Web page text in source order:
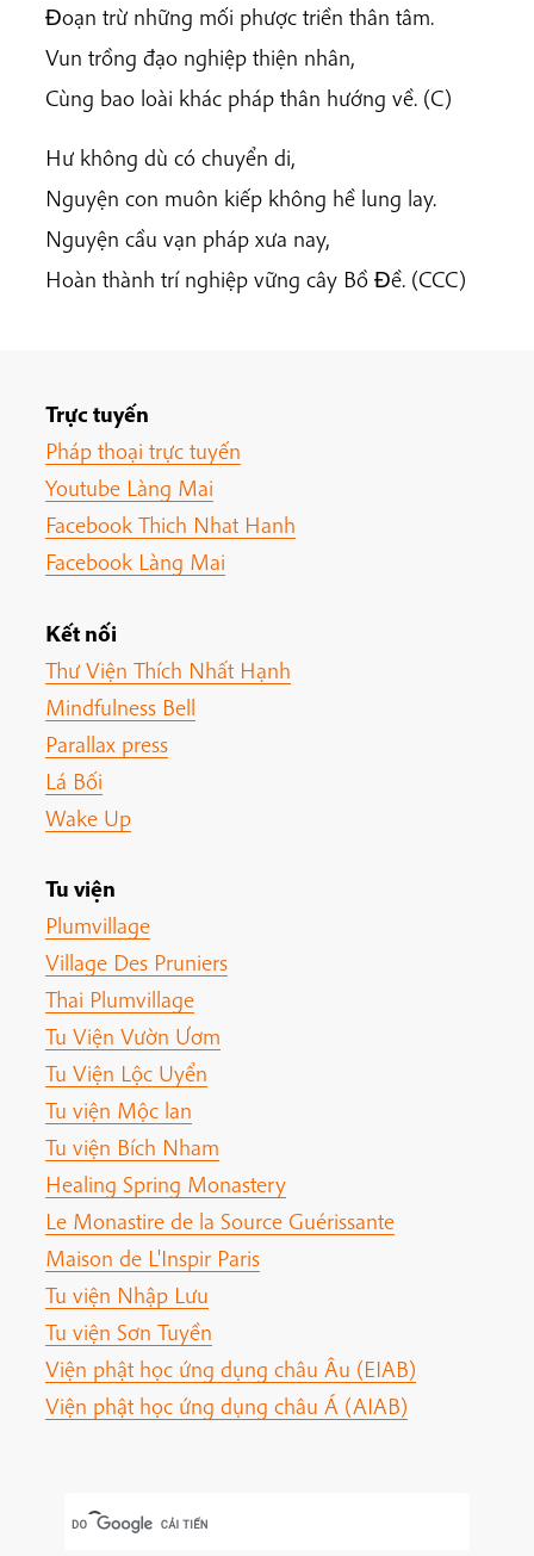
Ðoạn trừ những mối phược triền thân tâm.
Vun trồng đạo nghiệp thiện nhân,
Cùng bao loài khác pháp thân hướng về. (C)
Hư không dù có chuyển di,
Nguyện con muôn kiếp không hề lung lay.
Nguyện cầu vạn pháp xưa nay,
Hoàn thành trí nghiệp vững cây Bồ Ðề. (CCC)
Trực tuyến
Pháp thoại trực tuyến
Youtube Làng Mai
Facebook Thich Nhat Hanh
Facebook Làng Mai
Kết nối
Thư Viện Thích Nhất Hạnh
Mindfulness Bell
Parallax press
Lá Bối
Wake Up
Tu viện
Plumvillage
Village Des Pruniers
Thai Plumvillage
Tu Viện Vườn Ươm
Tu Viện Lộc Uyển
Tu viện Mộc lan
Tu viện Bích Nham
Healing Spring Monastery
Le Monastire de la Source Guérissante
Maison de L'Inspir Paris
Tu viện Nhập Lưu
Tu viện Sơn Tuyền
Viện phật học ứng dụng châu Âu (EIAB)
Viện phật học ứng dụng châu Á (AIAB)